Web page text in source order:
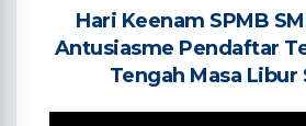
Hari Keenam SPMB
Antusiasme Pendaftar
Tengah Masa Libur